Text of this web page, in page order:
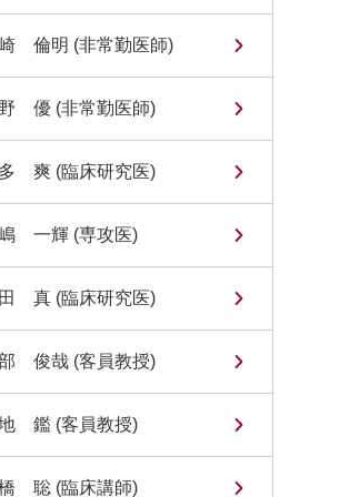
倫明 (非常勤医師)
優 (非常勤医師)
爽 (臨床研究医)
一輝 (専攻医)
真 (臨床研究医)
俊哉 (客員教授)
鑑 (客員教授)
聡 (臨床講師)